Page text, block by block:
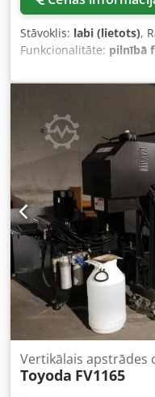
Stāvoklis: labi (lietots),
Funkcionalitāte: pilnībā
dubultvārpstas
uzsākšanas gads: 2013
Spriegums: 400 V / 50
kW / max. 160 A
ierīces: 24 V DC CE
Cjdszp Nr Sepfx Apyorf
Koncepts: tandēma
apstrādes stacijām
šobrīd pieslēgts
Vertikālais apstrādes
Toyoda FV1165